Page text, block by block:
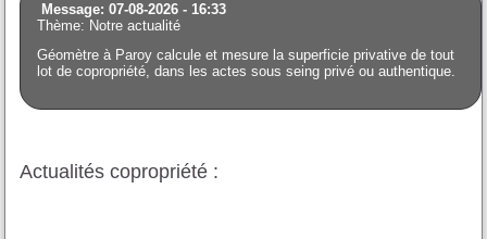
Message: 07-08-2026 - 16:33
Thème: Notre actualité
Géomètre à Paroy calcule et mesure la superficie privative de tout
lot de copropriété, dans les actes sous seing privé ou authentique.
Actualités copropriété :